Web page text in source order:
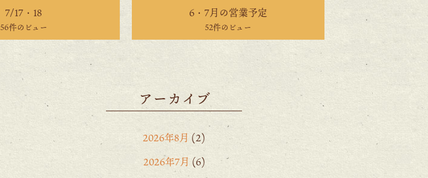
7/17・18
56件のビュー
6・7月の営業予定
52件のビュー
アーカイブ
2026年8月 (2)
2026年7月 (6)